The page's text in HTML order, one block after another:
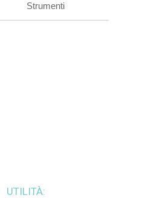
Strumenti
UTILITÀ: